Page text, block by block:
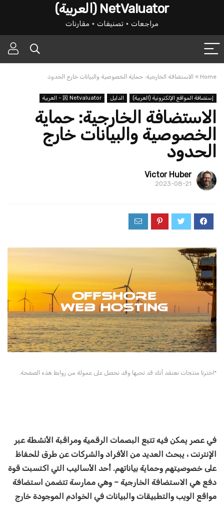
NetValuator (العربية)
مراجعات ⋆ تصنيفات ⋆ مقارنات
Home
» الاستضافة الخارجية: حماية الخصوصية والبيانات خارج الحدود
إستضافة المواقع الإلكترونية (العربية) الدليل 龱 Netvaluator - العربية
الاستضافة الخارجية: حماية
الخصوصية والبيانات خارج
الحدود
Victor Huber
2023-08-21
*اخترنا منتجات نعتقد أنك قد تحبها وقد نحصل على عمولة من روابط هذه الصفحة.
في عصر يمكن فيه تتبع البصمات الرقمية ومراقبة الأنشطة عبر
الإنترنت ، يبحث العديد من الأفراد والشركات عن طرق للحفاظ
على خصوصيتهم وحماية بياناتهم. أحد الأساليب التي اكتسبت قوة
دفع هي الاستضافة الخارجية – وهي ممارسة تتضمن استضافة
مواقع الويب والتطبيقات والبيانات في الخوادم الموجودة خارج